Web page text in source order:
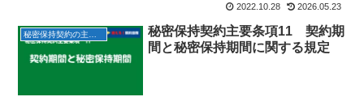
2022.10.28 2026.05.23
秘密保持契約の主要条項
秘密保持契約主要条項11 契約期
間と秘密保持期間に関する規定